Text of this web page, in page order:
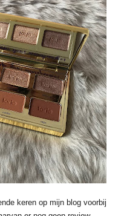
keren op mijn blog voorbij